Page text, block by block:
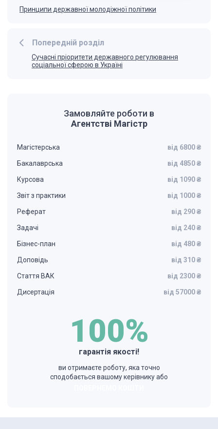
Попередній розділ
Сучасні пріоритети державного регулювання
соціальної сферою в Україні
Принципи державної молодіжної політики
Замовляйте роботи в
Агентстві Магістр
Магістерська від 6800 ₴
Бакалаврська від 4850 ₴
Курсова від 1090 ₴
Звіт з практики від 1000 ₴
Реферат від 290 ₴
Задачі від 240 ₴
Бізнес-план від 480 ₴
Доповідь від 310 ₴
Стаття ВАК від 2300 ₴
Дисертація від 57000 ₴
100%
гарантія якості!
ви отримаєте роботу, яка точно
сподобається вашому керівнику або